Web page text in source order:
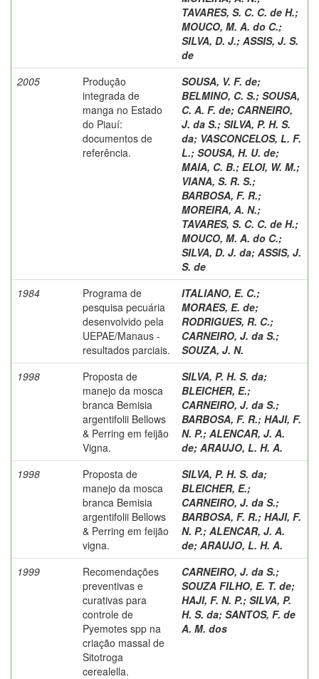
TAVARES, S. C. C. de H.;
MOUCO, M. A. do C.;
SILVA, D. J.; ASSIS, J. S.
de
2005
Produção
integrada de
manga no Estado
do Piauí:
documentos de
referência.
SOUSA, V. F. de;
BELMINO, C. S.; SOUSA,
C. A. F. de; CARNEIRO,
J. da S.; SILVA, P. H. S.
da; VASCONCELOS, L. F.
L.; SOUSA, H. U. de;
MAIA, C. B.; ELOI, W. M.;
VIANA, S. R. S.;
BARBOSA, F. R.;
MOREIRA, A. N.;
TAVARES, S. C. C. de H.;
MOUCO, M. A. do C.;
SILVA, D. J. da; ASSIS, J.
S. de
1984
Programa de
pesquisa pecuária
desenvolvido pela
UEPAE/Manaus -
resultados parciais.
ITALIANO, E. C.;
MORAES, E. de;
RODRIGUES, R. C.;
CARNEIRO, J. da S.;
SOUZA, J. N.
1998
Proposta de
manejo da mosca
branca Bemisia
argentifolii Bellows
& Perring em feijão
Vigna.
SILVA, P. H. S. da;
BLEICHER, E.;
CARNEIRO, J. da S.;
BARBOSA, F. R.; HAJI, F.
N. P.; ALENCAR, J. A.
de; ARAUJO, L. H. A.
1998
Proposta de
manejo da mosca
branca Bemisia
argentifolii Bellows
& Perring em feijão
vigna.
SILVA, P. H. S. da;
BLEICHER, E.;
CARNEIRO, J. da S.;
BARBOSA, F. R.; HAJI, F.
N. P.; ALENCAR, J. A.
de; ARAUJO, L. H. A.
1999
Recomendações
preventivas e
curativas para
controle de
Pyemotes spp na
criação massal de
Sitotroga
cerealella.
CARNEIRO, J. da S.;
SOUZA FILHO, E. T. de;
HAJI, F. N. P.; SILVA, P.
H. S. da; SANTOS, F. de
A. M. dos